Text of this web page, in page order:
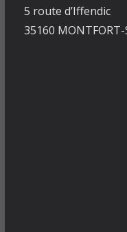
5 route d’Iffendic
35160 MONTFORT-